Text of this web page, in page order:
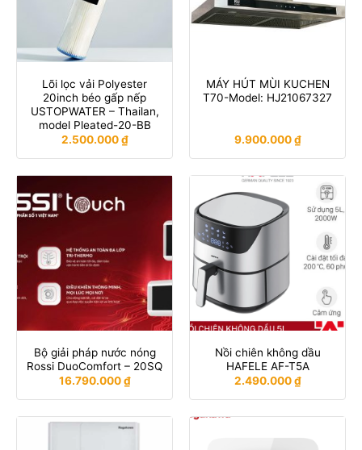
Lõi lọc vải Polyester
20inch béo gấp nếp
USTOPWATER – Thailan,
model Pleated-20-BB
2.500.000₫
MÁY HÚT MÙI KUCHEN
T70-Model: HJ21067327
9.900.000₫
Bộ giải pháp nước nóng
Rossi DuoComfort – 20SQ
16.790.000₫
Nồi chiên không dầu
HAFELE AF-T5A
2.490.000₫